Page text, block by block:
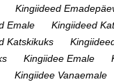
Kingiideed
Emale
Kingiideed
Katskikuks
Kingiidee Emale
Kingiidee Vanaemale